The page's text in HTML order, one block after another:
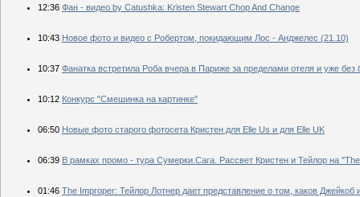
12:36 Фан - видео by Catushka: Kristen Stewart Chop And Change
10:43 Новое фото и видео с Робертом, покидающим Лос - Анджелес (21.10)
10:37 Фанатка встретила Роба вчера в Париже за пределами отеля и уже без
10:12 Конкурс "Смешинка на картинке"
06:50 Новые фото старого фотосета Кристен для Elle Us и для Elle UK
06:39 В рамках промо - тура Сумерки.Сага. Рассвет Кристен и Тейлор на
01:46 The Improper: Тейлор Лотнер дает представление о том, каков Джейкоб